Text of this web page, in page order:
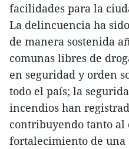
facilidades para la
La delincuencia ha
de manera sostenida
comunas libres de
en seguridad y orden
todo el país; la
incendios han
contribuyendo tanto al
fortalecimiento de una